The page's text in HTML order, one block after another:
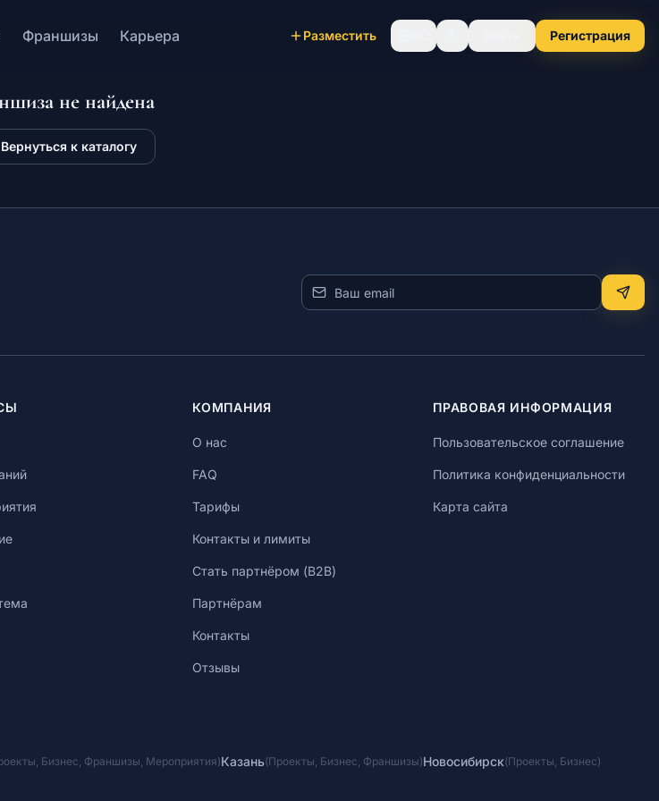
Франшизы Карьера Разместить Регистрация
не найдена
Вернуться к каталогу
КОМПАНИЯ
О нас
FAQ
Тарифы
Контакты и лимиты
Стать партнёром (B2B)
Партнёрам
Контакты
Отзывы
ПРАВОВАЯ ИНФОРМАЦИЯ
Пользовательское соглашение
Политика конфиденциальности
Карта сайта
, Бизнес, Франшизы, Мероприятия)Казань(Проекты, Бизнес, Франшизы)Новосибирск(Проекты, Бизнес)